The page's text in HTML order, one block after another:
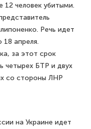
12 человек убитыми.
Речь идет
апреля.
за этот срок
четырех БТР и двух
со стороны ЛНР
на Украине идет